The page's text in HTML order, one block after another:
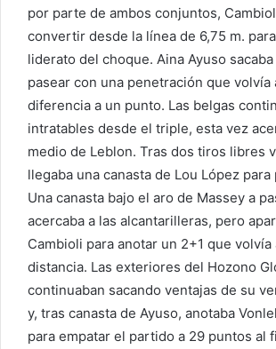
por parte de ambos conjuntos,
convertir desde la línea de 6,75 m.
liderato del choque. Aina Ayuso sacaba
pasear con una penetración que volvía
diferencia a un punto. Las belgas
intratables desde el triple, esta vez
medio de Leblon. Tras dos tiros libres
llegaba una canasta de Lou López
Una canasta bajo el aro de Massey a
acercaba a las alcantarilleras, pero
Cambioli para anotar un 2+1 que volvía
distancia. Las exteriores del Hozono
continuaban sacando ventajas de su
y, tras canasta de Ayuso, anotaba
para empatar el partido a 29 puntos al